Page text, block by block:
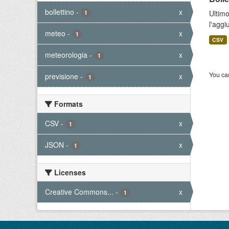
bollettino - 1 x
meteo - 1 x
meteorologia - 1 x
previsione - 1 x
Formats
CSV - 1 x
JSON - 1 x
Licenses
Creative Commons... - 1 x
CSV
You